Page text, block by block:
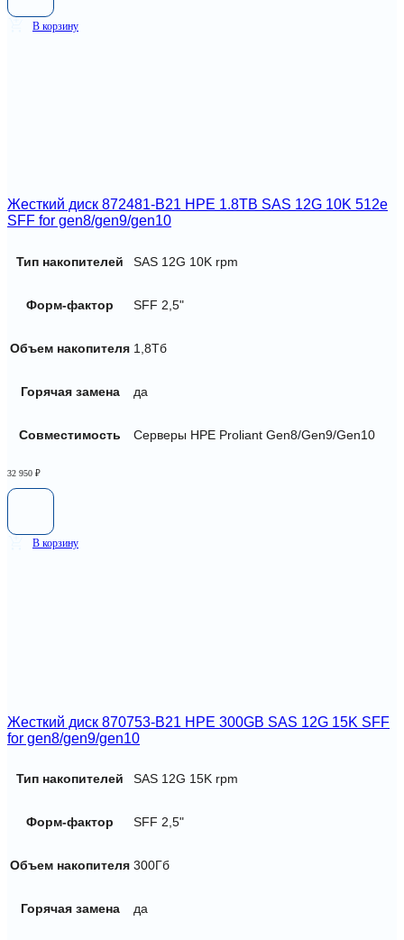
В корзину
Жесткий диск 872481-B21 HPE 1.8TB SAS 12G 10K 512e
SFF for gen8/gen9/gen10
Тип накопителей SAS 12G 10K rpm
Форм-фактор SFF 2,5"
Объем накопителя 1,8Тб
Горячая замена да
Совместимость Серверы HPE Proliant Gen8/Gen9/Gen10
32 950 ₽
В корзину
Жесткий диск 870753-B21 HPE 300GB SAS 12G 15K SFF
for gen8/gen9/gen10
Тип накопителей SAS 12G 15K rpm
Форм-фактор SFF 2,5"
Объем накопителя 300Гб
Горячая замена да